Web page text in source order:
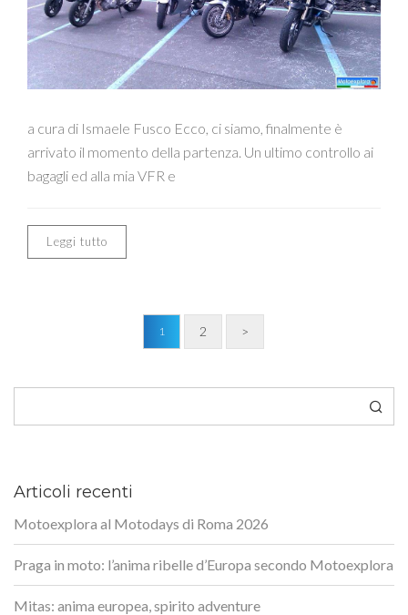
a cura di Ismaele Fusco Ecco, ci siamo, finalmente è
arrivato il momento della partenza. Un ultimo controllo ai
bagagli ed alla mia VFR e
Leggi tutto
1 2 >
Articoli recenti
Motoexplora al Motodays di Roma 2026
Praga in moto: l’anima ribelle d’Europa secondo Motoexplora
Mitas: anima europea, spirito adventure